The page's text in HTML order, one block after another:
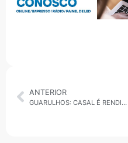
ANTERIOR
GUARULHOS: CASAL É RENDIDO POR ASSALTANTES EM PLENA LUZ DO DIA